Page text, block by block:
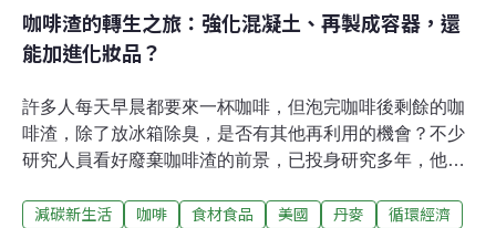
咖啡渣的轉生之旅：強化混凝土、再製成容器，還
能加進化妝品？
許多人每天早晨都要來一杯咖啡，但泡完咖啡後剩餘的咖
啡渣，除了放冰箱除臭，是否有其他再利用的機會？不少
研究人員看好廢棄咖啡渣的前景，已投身研究多年，他們
落看到一個黑色桶子，裡面裝著一袋袋包裝好的咖啡渣，
減碳新生活 咖啡 食材食品 美國 丹麥
循環經濟